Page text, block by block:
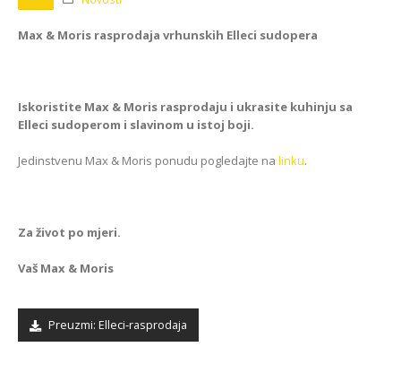
Max & Moris rasprodaja vrhunskih Elleci sudopera
Iskoristite Max & Moris rasprodaju i ukrasite kuhinju sa
Elleci sudoperom i slavinom u istoj boji.
Jedinstvenu Max & Moris ponudu pogledajte na linku.
Za život po mjeri.
Vaš Max & Moris
Preuzmi: Elleci-rasprodaja
EGGER Dekorativna
kolekcija 26+
Inspiracija bez granica:
Pogledajte kako Lamello
spaja i najzahtjevnije
12/05/2026
15/01/2025
15/01/2025